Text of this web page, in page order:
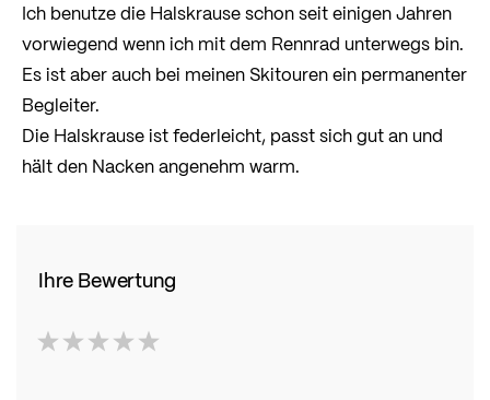
Ich benutze die Halskrause schon seit einigen Jahren
vorwiegend wenn ich mit dem Rennrad unterwegs bin.
Es ist aber auch bei meinen Skitouren ein permanenter
Begleiter.
Die Halskrause ist federleicht, passt sich gut an und
hält den Nacken angenehm warm.
Ihre Bewertung